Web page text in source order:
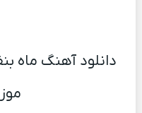
دانلود آهنگ ماه